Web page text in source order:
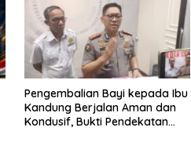
Pengembalian Bayi kepada Ibu
Kandung Berjalan Aman dan
Kondusif, Bukti Pendekatan